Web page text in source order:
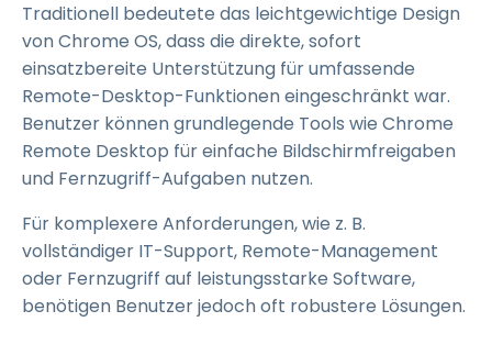
Traditionell bedeutete das leichtgewichtige Design
von Chrome OS, dass die direkte, sofort
einsatzbereite Unterstützung für umfassende
Remote-Desktop-Funktionen eingeschränkt war.
Benutzer können grundlegende Tools wie Chrome
Remote Desktop für einfache Bildschirmfreigaben
und Fernzugriff-Aufgaben nutzen.
Für komplexere Anforderungen, wie z. B.
vollständiger IT-Support, Remote-Management
oder Fernzugriff auf leistungsstarke Software,
benötigen Benutzer jedoch oft robustere Lösungen.